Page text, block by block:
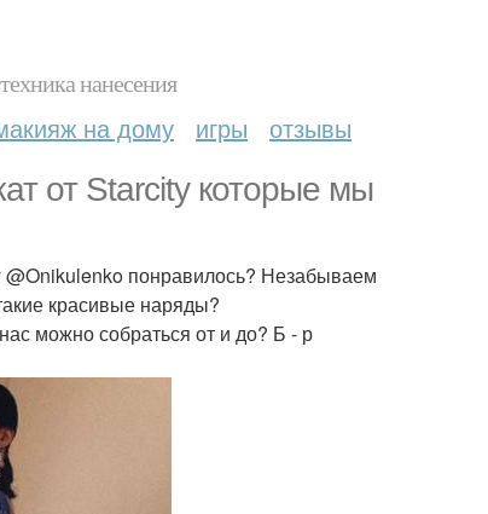
нанесения
на дому игры отзывы
от Starcity которые мы
понравилось? Незабываем
красивые наряды?
можно собраться от и до? Б - р